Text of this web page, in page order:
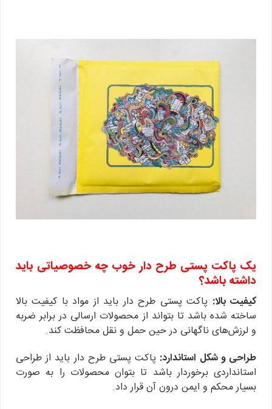
یک پاکت پستی طرح دار خوب چه خصوصیاتی باید
داشته باشد؟
کیفیت بالا: پاکت پستی طرح دار باید از مواد با کیفیت بالا
ساخته شده باشد تا بتواند از محصولات ارسالی در برابر ضربه
و لرزش‌های ناگهانی در حین حمل و نقل محافظت کند.
طراحی و شکل استاندارد: پاکت پستی طرح دار باید از طراحی
استانداردی برخوردار باشد تا بتوان محصولات را به صورت
بسیار محکم و ایمن درون آن قرار داد.